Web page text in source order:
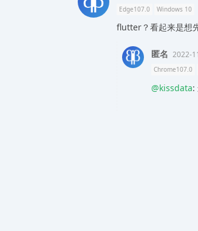
Edge107.0 Windows 10
flutter？看起来是想
匿名 2022-
Chrome107.0
@kissdata: